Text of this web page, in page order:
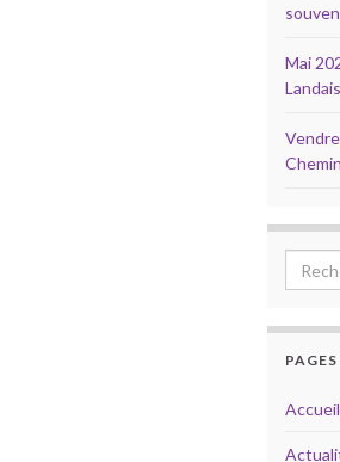
Mai
Landais
PAGES
Accueil